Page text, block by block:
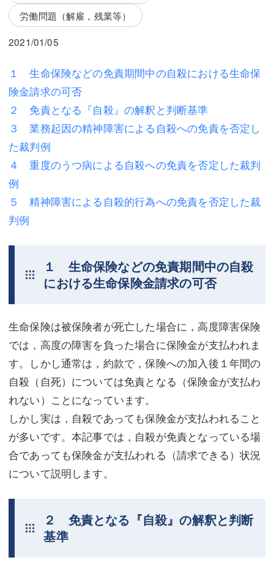
小川 祐
弁護士費用
不動産
相続・遺言
離婚（夫婦間トラブル）
企業法務
労働問題（解雇，残業等）
刑事弁護
交通事故
商業登記
債務整理
マスコミ取材・実績
アクセス
東京事務所 (新宿・四谷)
埼玉事務所 (さいたま市)
川口事務所（埼玉県川口市）
弁護士費用
不動産
相続・遺言
離婚（夫婦間トラブル）
企業法務
労働問題（解雇，残業等）
刑事弁護
交通事故
不動産登記
調査・書面作成
マスコミ取材・実績
東京事務所 (新宿・四谷)
埼玉事務所 (さいたま市)
川口事務所（埼玉県川口市）
お問い合せフォーム
労働問題（解雇，残業等）
2021/01/05
１ 生命保険などの免責期間中の自殺における生命保
険金請求の可否
２ 免責となる『自殺』の解釈と判断基準
３ 業務起因の精神障害による自殺への免責を否定し
た裁判例
４ 重度のうつ病による自殺への免責を否定した裁判
例
５ 精神障害による自殺的行為への免責を否定した裁
判例
１ 生命保険などの免責期間中の自殺
における生命保険金請求の可否
生命保険は被保険者が死亡した場合に，高度障害保険
では，高度の障害を負った場合に保険金が支払われま
す。しかし通常は，約款で，保険への加入後１年間の
自殺（自死）については免責となる（保険金が支払わ
れない）ことになっています。
しかし実は，自殺であっても保険金が支払われること
が多いです。本記事では，自殺が免責となっている場
合であっても保険金が支払われる（請求できる）状況
について説明します。
２ 免責となる『自殺』の解釈と判断
基準